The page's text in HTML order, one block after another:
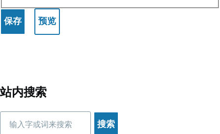
站内搜索